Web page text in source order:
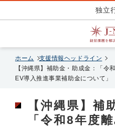
独立
ホーム
支援情報ヘッドライン
【沖縄県】補助金・助成金：「令
EV導入推進事業補助金について」
【沖縄県】補
「令和8年度